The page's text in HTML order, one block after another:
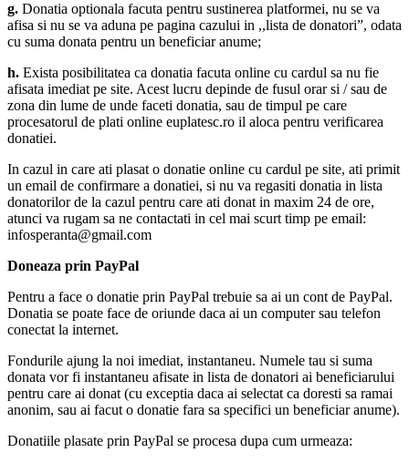
g. Donatia optionala facuta pentru sustinerea platformei, nu se va
afisa si nu se va aduna pe pagina cazului in ,,lista de donatori”, odata
cu suma donata pentru un beneficiar anume;
h. Exista posibilitatea ca donatia facuta online cu cardul sa nu fie
afisata imediat pe site. Acest lucru depinde de fusul orar si / sau de
zona din lume de unde faceti donatia, sau de timpul pe care
procesatorul de plati online euplatesc.ro il aloca pentru verificarea
donatiei.
In cazul in care ati plasat o donatie online cu cardul pe site, ati primit
un email de confirmare a donatiei, si nu va regasiti donatia in lista
donatorilor de la cazul pentru care ati donat in maxim 24 de ore,
atunci va rugam sa ne contactati in cel mai scurt timp pe email:
infosperanta@gmail.com
Doneaza prin PayPal
Pentru a face o donatie prin PayPal trebuie sa ai un cont de PayPal.
Donatia se poate face de oriunde daca ai un computer sau telefon
conectat la internet.
Fondurile ajung la noi imediat, instantaneu. Numele tau si suma
donata vor fi instantaneu afisate in lista de donatori ai beneficiarului
pentru care ai donat (cu exceptia daca ai selectat ca doresti sa ramai
anonim, sau ai facut o donatie fara sa specifici un beneficiar anume).
Donatiile plasate prin PayPal se procesa dupa cum urmeaza: